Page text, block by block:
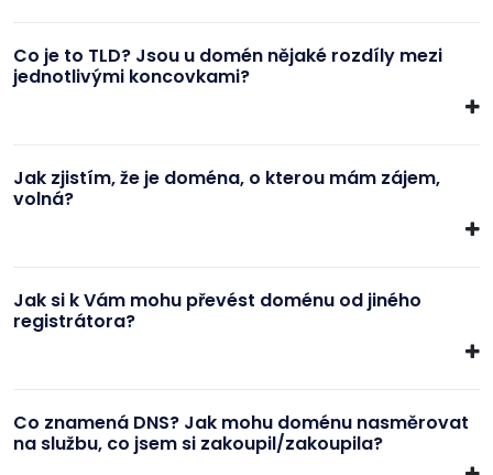
Co je to TLD? Jsou u domén nějaké rozdíly mezi
jednotlivými koncovkami?
Jak zjistím, že je doména, o kterou mám zájem,
volná?
Jak si k Vám mohu převést doménu od jiného
registrátora?
Co znamená DNS? Jak mohu doménu nasměrovat
na službu, co jsem si zakoupil/zakoupila?